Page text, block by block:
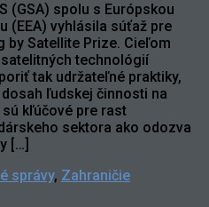
(GSA) spolu s Európskou
(EEA) vyhlásila súťaž pre
by Satellite Prize. Cieľom
technológií
tak udržateľné praktiky,
ľudskej činnosti na
kľúčové pre rast
sektora ako odozva
[…]
správy, Zahraničie